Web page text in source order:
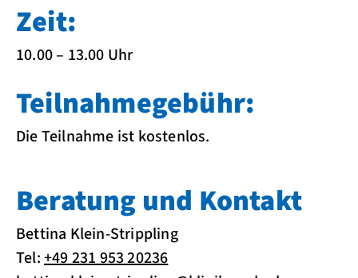
Zeit:
10.00 – 13.00 Uhr
Teilnahmegebühr:
Die Teilnahme ist kostenlos.
Beratung und Kontakt
Bettina Klein-Strippling
Tel:+49 231 953 20236